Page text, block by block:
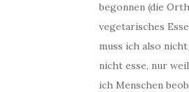
begonnen (die
vegetarisches
muss ich also
nicht esse, nur
ich Menschen